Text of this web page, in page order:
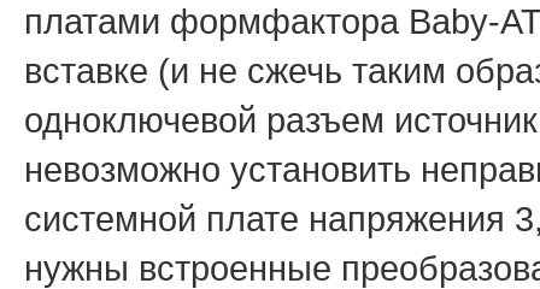
платами формфактора Baby-
вставке (и не сжечь таким
одноключевой разъем
невозможно установить
системной плате напряжения
нужны встроенные